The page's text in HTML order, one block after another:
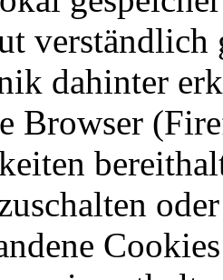
verständlich
dahinter
Browser